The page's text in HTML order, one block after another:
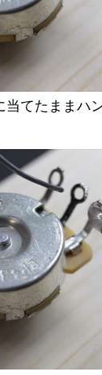
当てたままハ